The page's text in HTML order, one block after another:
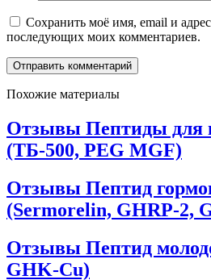
Сохранить моё имя, email и
последующих моих комментариев.
Похожие материалы
Отзывы Пептиды для
(ТБ-500, PEG MGF)
Отзывы Пептид
(Sermorelin, GHRP-2,
Отзывы Пептид
GHK-Cu)